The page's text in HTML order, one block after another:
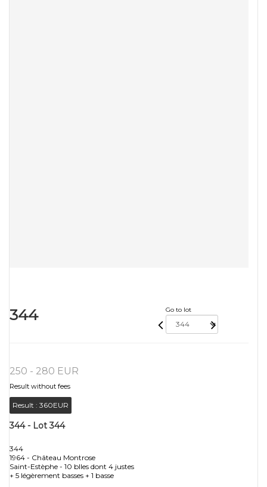
344 Go to lot
250 - 280 EUR
Result without fees
Result : 360EUR
344 - Lot 344
344
1964 - Château Montrose
Saint-Estèphe - 10 blles dont 4 justes
+ 5 légèrement basses + 1 basse